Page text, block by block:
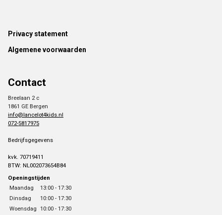
Footer
Privacy statement
Algemene voorwaarden
Contact
Breelaan 2 c
1861 GE Bergen
info@lancelot4kids.nl
072-5817975
Bedrijfsgegevens
kvk. 70719411
BTW: NL002073654B84
Openingstijden
Maandag
13:00 - 17:30
Dinsdag
10:00 - 17:30
Woensdag 10:00 - 17:30